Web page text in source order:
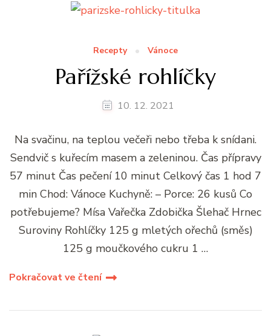
Recepty Vánoce
Pařížské rohlíčky
10. 12. 2021
Na svačinu, na teplou večeři nebo třeba k snídani.
Sendvič s kuřecím masem a zeleninou. Čas přípravy
57 minut Čas pečení 10 minut Celkový čas 1 hod 7
min Chod: Vánoce Kuchyně: – Porce: 26 kusů Co
potřebujeme? Mísa Vařečka Zdobička Šlehač Hrnec
Suroviny Rohlíčky 125 g mletých ořechů (směs)
125 g moučkového cukru 1 …
Pokračovat ve čtení